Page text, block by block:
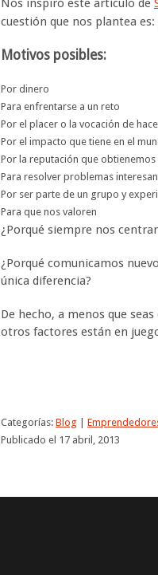
Nos inspiró este artículo de
cuestión que nos plantea es:
Motivos posibles:
Por dinero
Para enfrentarse a un reto
Por el placer o la vocación de
Por el impacto que tiene en el
Por la reputación que obtienemos
Para resolver problemas
Por ser parte de un grupo y
Para que nos valoren
¿Porqué siempre nos
¿Porqué comunicamos
única diferencia?
De hecho, a menos que
otros factores están en
Categorías: Blog |
Publicado el 17 abril, 2013